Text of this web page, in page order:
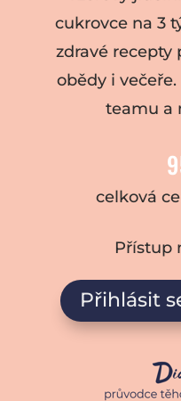
cukrovce na 3
zdravé recepty
obědy i
teamu a
celková
Přístup
Přihlásit